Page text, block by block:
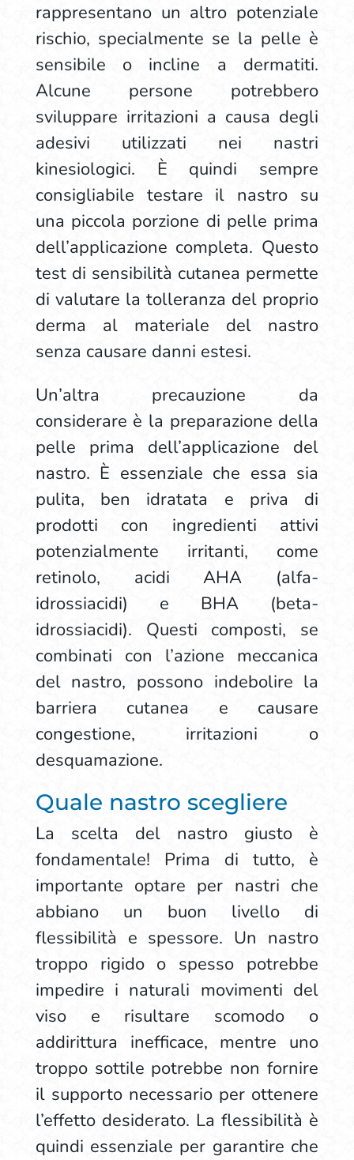
rappresentano un altro potenziale
rischio, specialmente se la pelle è
sensibile o incline a dermatiti.
Alcune persone potrebbero
sviluppare irritazioni a causa degli
adesivi utilizzati nei nastri
kinesiologici. È quindi sempre
consigliabile testare il nastro su
una piccola porzione di pelle prima
dell’applicazione completa. Questo
test di sensibilità cutanea permette
di valutare la tolleranza del proprio
derma al materiale del nastro
senza causare danni estesi.
Un’altra precauzione da
considerare è la preparazione della
pelle prima dell’applicazione del
nastro. È essenziale che essa sia
pulita, ben idratata e priva di
prodotti con ingredienti attivi
potenzialmente irritanti, come
retinolo, acidi AHA (alfa-
idrossiacidi) e BHA (beta-
idrossiacidi). Questi composti, se
combinati con l’azione meccanica
del nastro, possono indebolire la
barriera cutanea e causare
congestione, irritazioni o
desquamazione.
Quale nastro scegliere
La scelta del nastro giusto è
fondamentale! Prima di tutto, è
importante optare per nastri che
abbiano un buon livello di
flessibilità e spessore. Un nastro
troppo rigido o spesso potrebbe
impedire i naturali movimenti del
viso e risultare scomodo o
addirittura inefficace, mentre uno
troppo sottile potrebbe non fornire
il supporto necessario per ottenere
l’effetto desiderato. La flessibilità è
quindi essenziale per garantire che